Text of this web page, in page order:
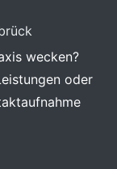
wecken?
oder